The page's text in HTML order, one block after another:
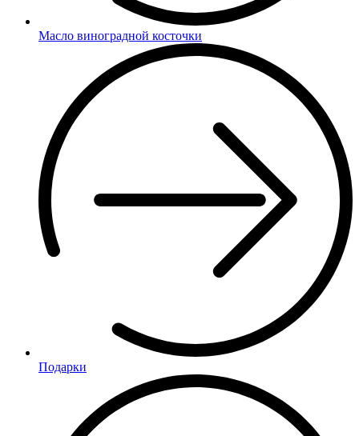
Масло виноградной косточки
Подарки